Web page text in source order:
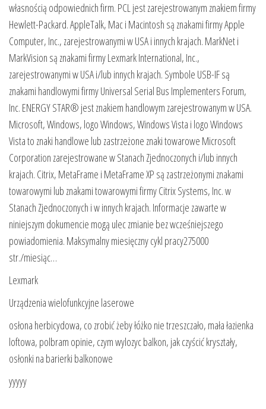
własnością odpowiednich firm. PCL jest zarejestrowanym znakiem firmy
Hewlett-Packard. AppleTalk, Mac i Macintosh są znakami firmy Apple
Computer, Inc., zarejestrowanymi w USA i innych krajach. MarkNet i
MarkVision są znakami firmy Lexmark International, Inc.,
zarejestrowanymi w USA i/lub innych krajach. Symbole USB-IF są
znakami handlowymi firmy Universal Serial Bus Implementers Forum,
Inc. ENERGY STAR® jest znakiem handlowym zarejestrowanym w USA.
Microsoft, Windows, logo Windows, Windows Vista i logo Windows
Vista to znaki handlowe lub zastrzeżone znaki towarowe Microsoft
Corporation zarejestrowane w Stanach Zjednoczonych i/lub innych
krajach. Citrix, MetaFrame i MetaFrame XP są zastrzeżonymi znakami
towarowymi lub znakami towarowymi firmy Citrix Systems, Inc. w
Stanach Zjednoczonych i w innych krajach. Informacje zawarte w
niniejszym dokumencie mogą ulec zmianie bez wcześniejszego
powiadomienia. Maksymalny miesięczny cykl pracy275000
str./miesiąc…
Lexmark
Urządzenia wielofunkcyjne laserowe
osłona herbicydowa, co zrobić żeby łóżko nie trzeszczało, mała łazienka
loftowa, polbram opinie, czym wylozyc balkon, jak czyścić kryształy,
osłonki na barierki balkonowe
yyyyy